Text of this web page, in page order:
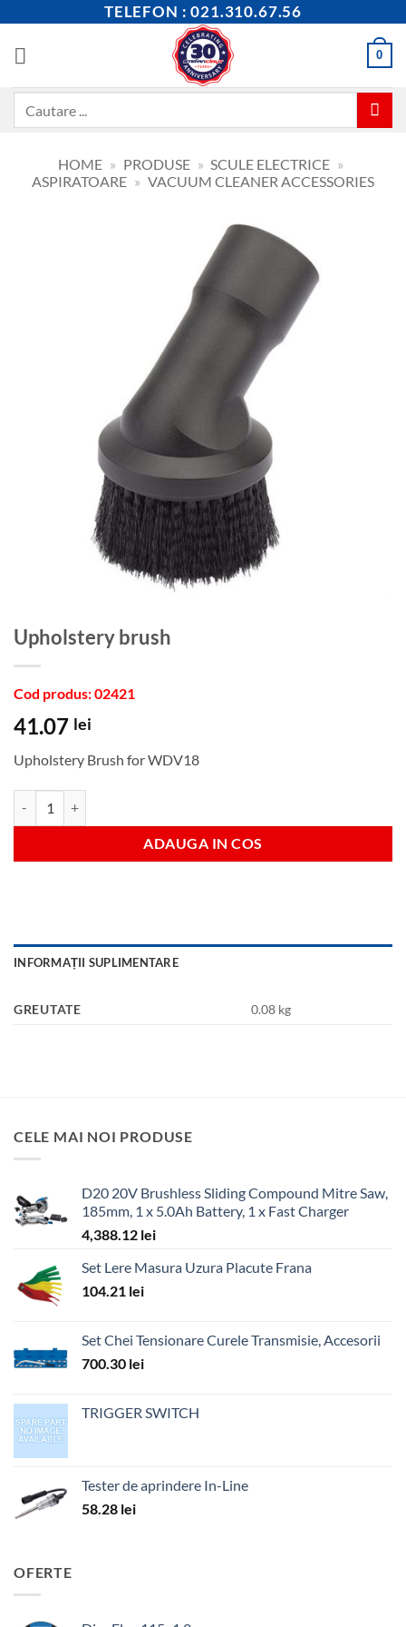
content
TELEFON : 021.310.67.56
0
HOME » PRODUSE » SCULE ELECTRICE »
ASPIRATOARE » VACUUM CLEANER ACCESSORIES
upholstery brush
Cod produs: 02421
41.07 lei
Upholstery Brush for WDV18
ADAUGA IN COS
INFORMAȚII SUPLIMENTARE
GREUTATE 0.08 kg
CELE MAI NOI PRODUSE
D20 20V Brushless Sliding Compound Mitre Saw,
185mm, 1 x 5.0Ah Battery, 1 x Fast Charger
4,388.12 lei
Set Lere Masura Uzura Placute Frana
104.21 lei
Set Chei Tensionare Curele Transmisie, Accesorii
700.30 lei
TRIGGER SWITCH
Tester de aprindere In-Line
58.28 lei
OFERTE